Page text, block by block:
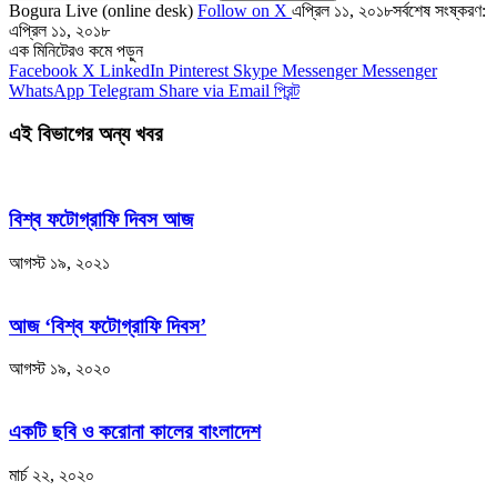
Bogura Live (online desk) Follow on X এপ্রিল ১১, ২০১৮সর্বশেষ সংষ্করণ:
এপ্রিল ১১, ২০১৮
এক মিনিটেরও কমে পড়ুন
Facebook X LinkedIn Pinterest Skype Messenger Messenger
WhatsApp Telegram Share via Email প্রিন্ট
এই বিভাগের অন্য খবর
বিশ্ব ফটোগ্রাফি দিবস আজ
আগস্ট ১৯, ২০২১
আজ ‘বিশ্ব ফটোগ্রাফি দিবস’
আগস্ট ১৯, ২০২০
একটি ছবি ও করোনা কালের বাংলাদেশ
মার্চ ২২, ২০২০